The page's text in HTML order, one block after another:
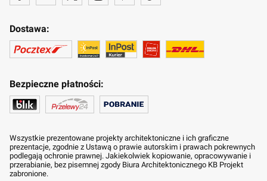
Dostawa:
Bezpieczne płatności:
Wszystkie prezentowane projekty architektoniczne i ich graficzne
prezentacje, zgodnie z Ustawą o prawie autorskim i prawach pokrewnych
podlegają ochronie prawnej. Jakiekolwiek kopiowanie, opracowywanie i
przerabianie, bez pisemnej zgody Biura Architektonicznego KB Projekt
zabronione.